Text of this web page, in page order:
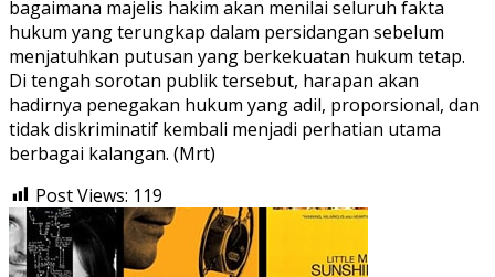
bagaimana majelis hakim akan menilai seluruh fakta
hukum yang terungkap dalam persidangan sebelum
menjatuhkan putusan yang berkekuatan hukum tetap.
Di tengah sorotan publik tersebut, harapan akan
hadirnya penegakan hukum yang adil, proporsional, dan
tidak diskriminatif kembali menjadi perhatian utama
berbagai kalangan. (Mrt)
Post Views: 119